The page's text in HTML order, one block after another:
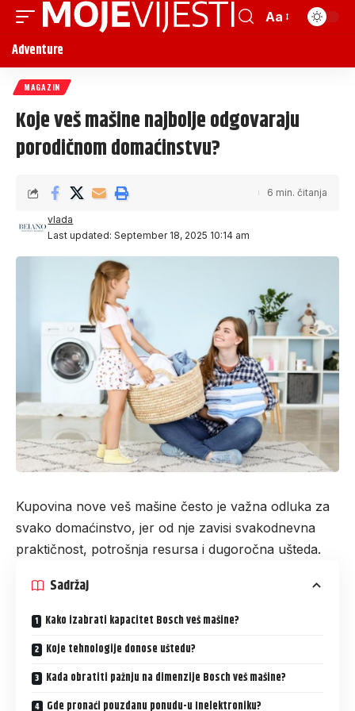
Aa
Adventure
MAGAZIN
Koje veš mašine najbolje odgovaraju
porodičnom domaćinstvu?
Last updated: September 18, 2025 10:14 am
vlada
6 min. čitanja
Kupovina nove veš mašine često je važna odluka za
svako domaćinstvo, jer od nje zavisi svakodnevna
praktičnost, potrošnja resursa i dugoročna ušteda.
Sadržaj
Kako izabrati kapacitet Bosch veš mašine?
Koje tehnologije donose uštedu?
Kada obratiti pažnju na dimenzije Bosch veš mašine?
Gde pronaći pouzdanu ponudu-u Inelektroniku?